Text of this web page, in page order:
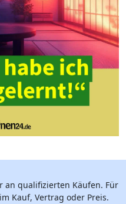
an qualifizierten Käufen. Für
Kauf, Vertrag oder Preis.